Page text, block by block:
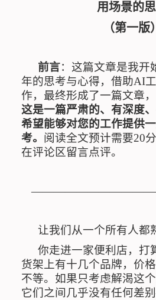
用场景的
（第一版）
前言：这篇文章是我开
年的思考与心得，借助AI
作，最终形成了一篇文章，
这是一篇严肃的、有深度、
希望能够对您的工作提供
考。 阅读全文预计需要20
在评论区留言点评。
让我们从一个所有人都
你走进一家便利店，打
货架上有十几个品牌，价
不等。如果只考虑解渴这
它们之间几乎没有任何差